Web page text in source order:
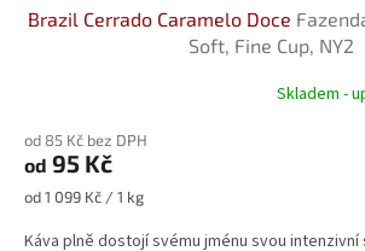
Brazil Cerrado Caramelo Doce
Soft, Fine Cup, NY2
produktu
je
5,0
z
5
Skladem -
od 85 Kč bez DPH
od 95 Kč
Měrná
od 1 099 Kč / 1 kg
Káva plně dostojí svému jménu svou